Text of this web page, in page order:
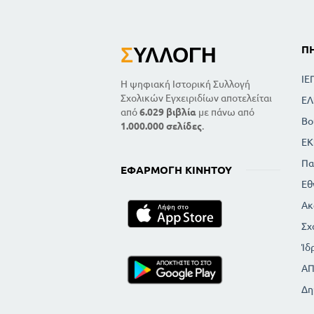
ΣΥΛΛΟΓΉ
Η ψηφιακή Ιστορική Συλλογή
Σχολικών Εγχειριδίων αποτελείται
από6.029 βιβλία με πάνω από
1.000.000 σελίδες.
ΕΦΑΡΜΟΓΉ ΚΙΝΗΤΟΎ